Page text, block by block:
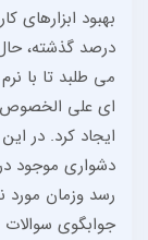
بهبود
درصد گذشته،
می طلبد تا با
ای علی الخصوص
ایجاد کرد. در
دشواری موجود
رسد وزمان مورد
جوابگوی